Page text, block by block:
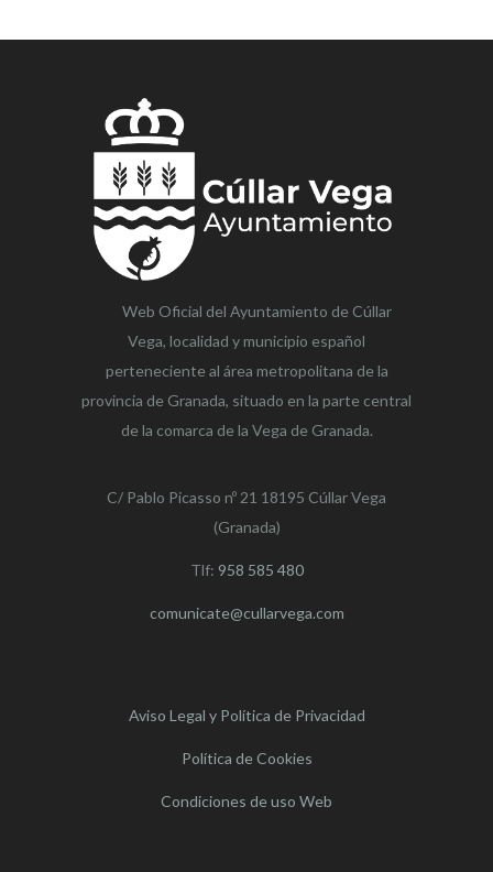
Web Oficial del Ayuntamiento de Cúllar
Vega, localidad y municipio español
perteneciente al área metropolitana de la
provincia de Granada, situado en la parte central
de la comarca de la Vega de Granada.
C/ Pablo Picasso nº 21 18195 Cúllar Vega
(Granada)
Tlf: 958 585 480
comunicate@cullarvega.com
Aviso Legal y Política de Privacidad
Política de Cookies
Condiciones de uso Web